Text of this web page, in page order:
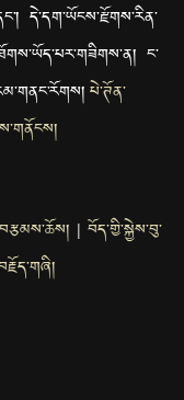
དེ་དག་ཡོངས་རྫོགས་རིན་
ང་
པེ་ཊོན་
བོད་གྱི་སྐྱེས་བུ་